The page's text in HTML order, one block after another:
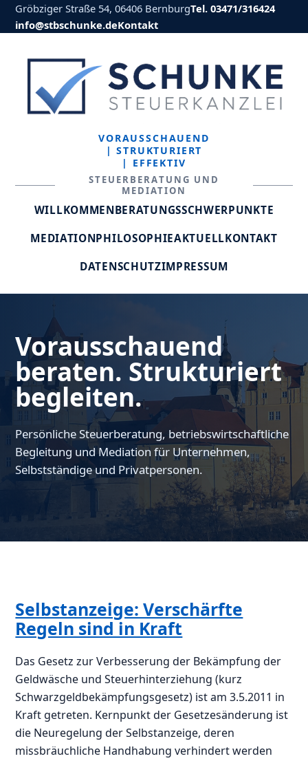
Gröbziger Straße 54, 06406 BernburgTel. 03471/316424
info@stbschunke.deKontakt
VORAUSSCHAUEND
| STRUKTURIERT
| EFFEKTIV
STEUERBERATUNG UND
MEDIATION
WILLKOMMENBERATUNGSSCHWERPUNKTE
MEDIATIONPHILOSOPHIEAKTUELLKONTAKT
DATENSCHUTZIMPRESSUM
Vorausschauend
beraten. Strukturiert
begleiten.
Persönliche Steuerberatung, betriebswirtschaftliche
Begleitung und Mediation für Unternehmen,
Selbstständige und Privatpersonen.
Selbstanzeige: Verschärfte
Regeln sind in Kraft
Das Gesetz zur Verbesserung der Bekämpfung der
Geldwäsche und Steuerhinterziehung (kurz
Schwarzgeldbekämpfungsgesetz) ist am 3.5.2011 in
Kraft getreten. Kernpunkt der Gesetzesänderung ist
die Neuregelung der Selbstanzeige, deren
missbräuchliche Handhabung verhindert werden